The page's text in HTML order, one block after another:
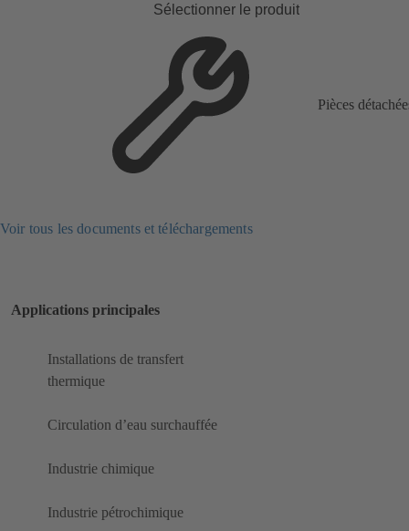
Sélectionner le produit
Pièces
Voir tous les documents et téléchargements
Applications principales
Installations de transfert
thermique
Circulation d’eau surchauffée
Industrie chimique
Industrie pétrochimique